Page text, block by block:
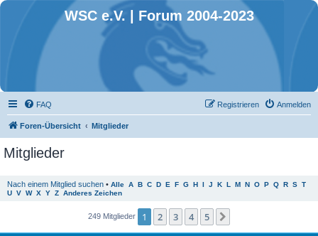
WSC e.V. | Forum 2004-2023
FAQ Anmelden
Registrieren
Foren-Übersicht Mitglieder
Mitglieder
Nach einem Mitglied suchen • Alle A B C D E F G H I J K L M N O P Q R S T
U V W X Y Z Anderes Zeichen
249 Mitglieder 1 2 3 4 5